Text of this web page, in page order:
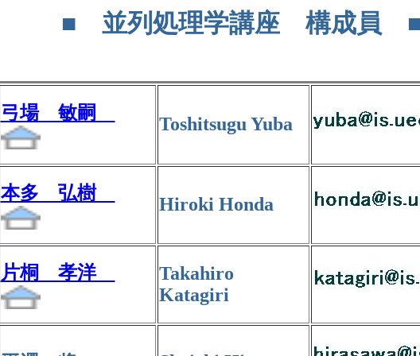
■ 並列処理学講座 構成員
弓場 敏嗣
Toshitsugu Yuba
本多 弘樹
Hiroki Honda
片桐 孝洋
Takahiro
Katagiri